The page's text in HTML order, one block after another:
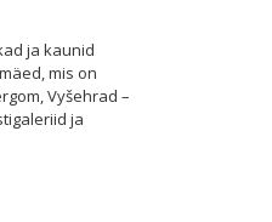
ja kaunid
mis on
Vyšehrad –
ja